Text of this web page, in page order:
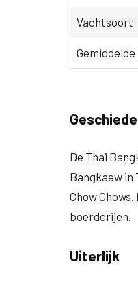
Vachtsoort
De Thai
Bangkaew in
Chow
boerderijen.
Uiterlijk